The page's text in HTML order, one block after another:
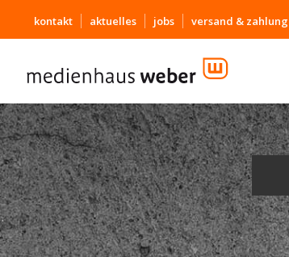
kontakt aktuelles jobs versand & zahlung